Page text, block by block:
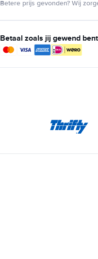
Betere prijs gevonden? Wij
Betaal zoals jij gewend bent